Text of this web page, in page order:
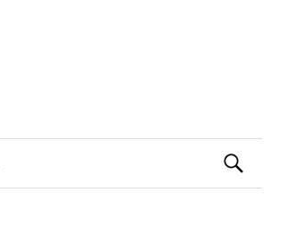
Suchen